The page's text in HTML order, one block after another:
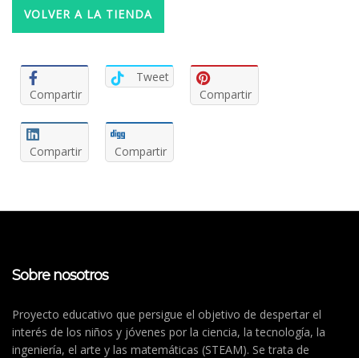
VOLVER A LA TIENDA
Compartir
Tweet
Compartir
Compartir Compartir
Sobre nosotros
Proyecto educativo que persigue el objetivo de despertar el
interés de los niños y jóvenes por la ciencia, la tecnología, la
ingeniería, el arte y las matemáticas (STEAM). Se trata de